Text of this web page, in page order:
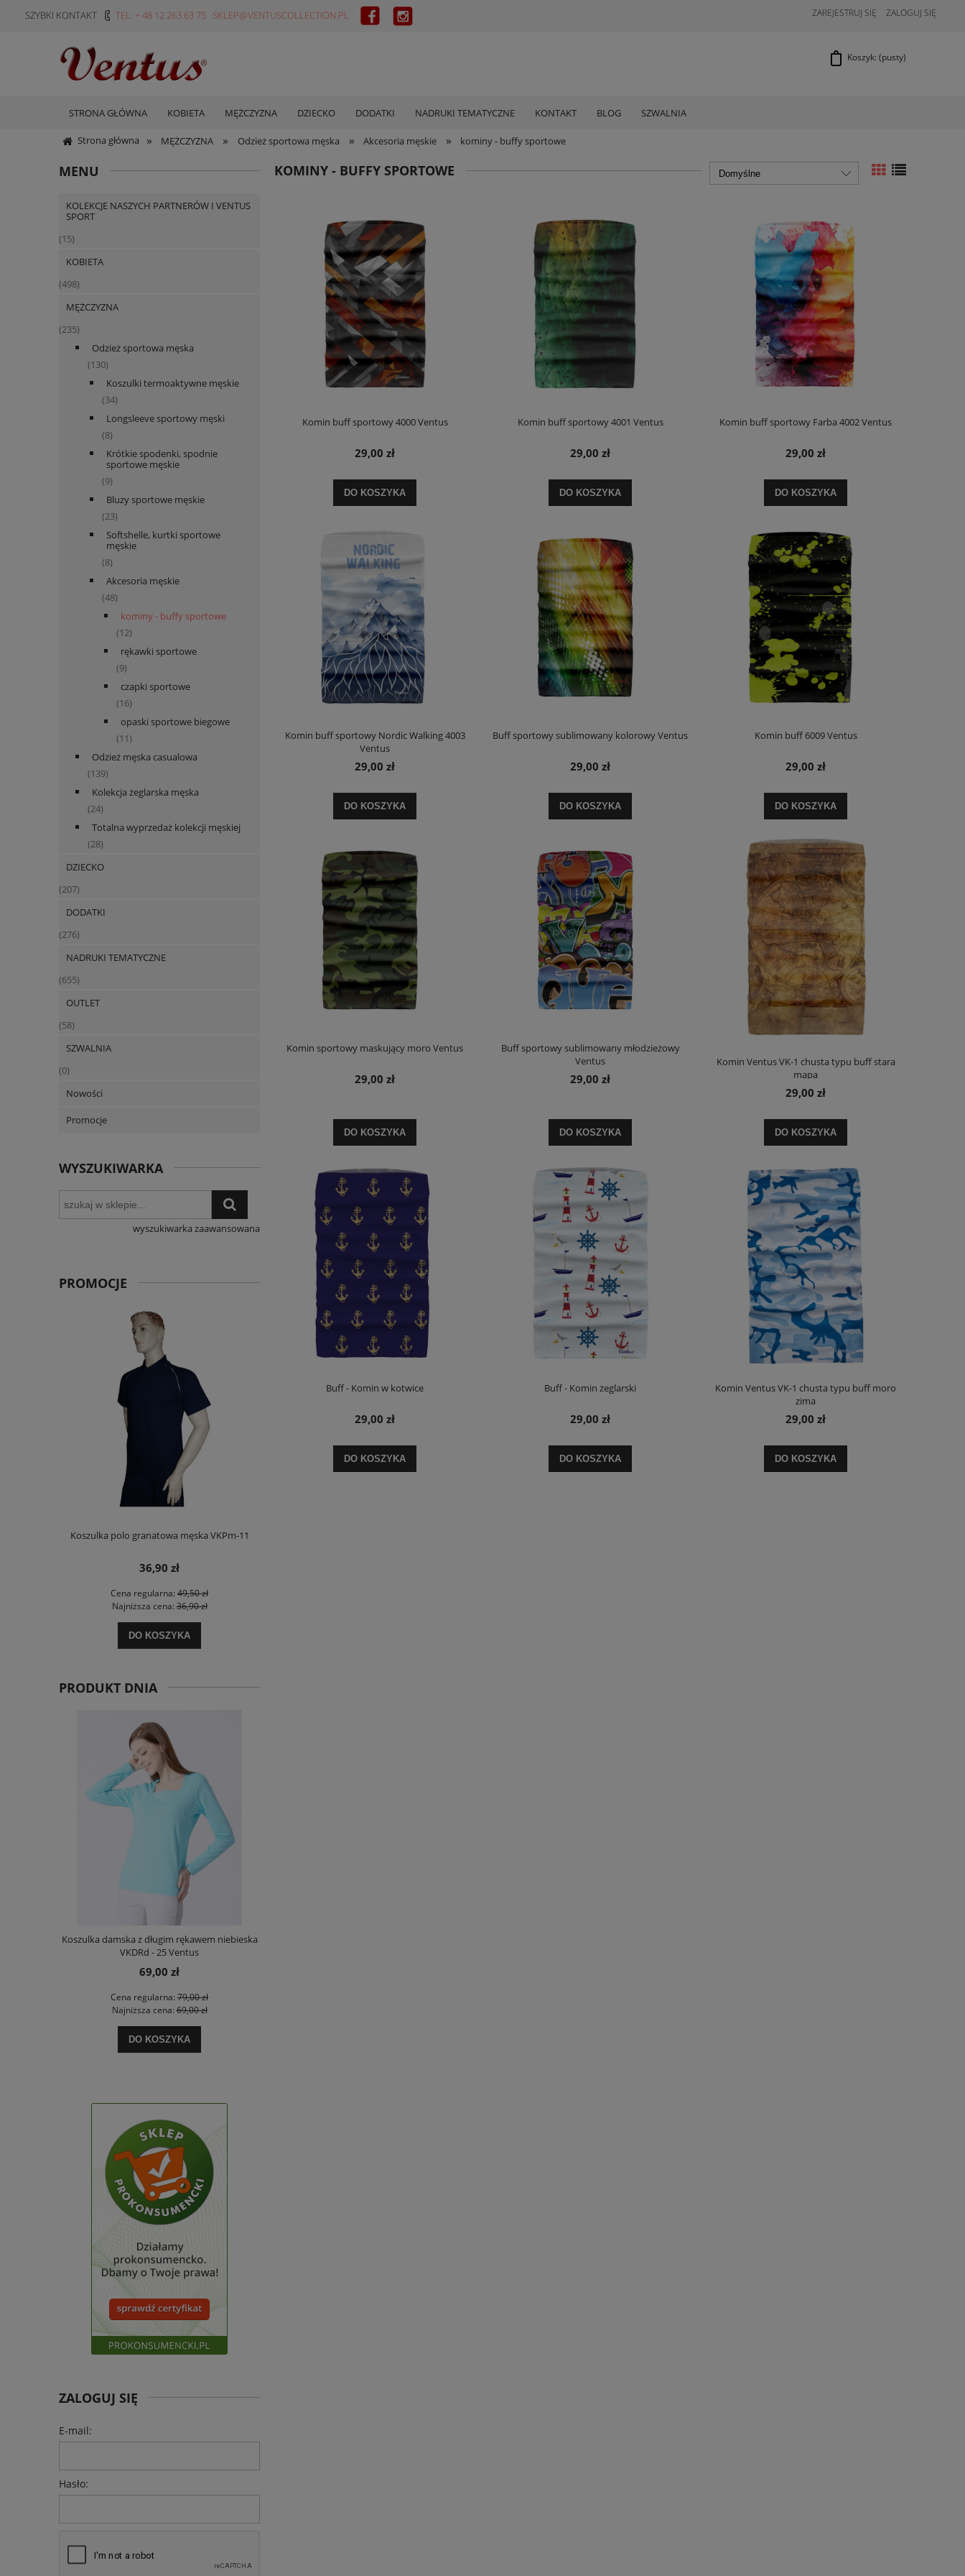
SZYBKI KONTAKT TEL: + 48 12 263 63 75 SKLEP@VENTUSCOLLECTION.PL ZAREJESTRUJ SIĘ ZALOGUJ SIĘ
Koszyk: (pusty)
STRONA GŁÓWNA KOBIETA MĘŻCZYZNA DZIECKO DODATKI NADRUKI TEMATYCZNE KONTAKT BLOG SZWALNIA
Strona główna » MĘŻCZYZNA » Odzież sportowa męska » Akcesoria męskie » kominy - buffy sportowe
MENU
KOLEKCJE NASZYCH PARTNERÓW I VENTUS
SPORT
(15)
KOBIETA
(498)
MĘŻCZYZNA
(235)
Odzież sportowa męska
(130)
Koszulki termoaktywne męskie
(34)
Longsleeve sportowy męski
(8)
Krótkie spodenki, spodnie
sportowe męskie
(9)
Bluzy sportowe męskie
(23)
Softshelle, kurtki sportowe
męskie
(8)
Akcesoria męskie
(48)
kominy - buffy sportowe
(12)
rękawki sportowe
(9)
czapki sportowe
(16)
opaski sportowe biegowe
(11)
Odzież męska casualowa
(139)
Kolekcja żeglarska męska
(24)
Totalna wyprzedaż kolekcji męskiej
(28)
DZIECKO
(207)
DODATKI
(276)
NADRUKI TEMATYCZNE
(655)
OUTLET
(58)
SZWALNIA
(0)
Nowości
Promocje
WYSZUKIWARKA
wyszukiwarka zaawansowana
PROMOCJE
Koszulka polo granatowa męska VKPm-11
36,90 zł
Cena regularna: 49,50 zł
Najniższa cena:36,90 zł
DO KOSZYKA
PRODUKT DNIA
Koszulka damska z długim rękawem niebieska
VKDRd - 25 Ventus
69,00 zł
Cena regularna: 79,00 zł
Najniższa cena:69,00 zł
DO KOSZYKA
ZALOGUJ SIĘ
E-mail:
Hasło:
KOMINY - BUFFY SPORTOWE
Komin buff sportowy 4000 Ventus
29,00 zł
DO KOSZYKA
Komin buff sportowy 4001 Ventus
29,00 zł
DO KOSZYKA
Komin buff sportowy Farba 4002 Ventus
29,00 zł
DO KOSZYKA
Komin buff sportowy Nordic Walking 4003
Ventus
29,00 zł
DO KOSZYKA
Buff sportowy sublimowany kolorowy Ventus
29,00 zł
DO KOSZYKA
Komin buff 6009 Ventus
29,00 zł
DO KOSZYKA
Komin sportowy maskujący moro Ventus
29,00 zł
DO KOSZYKA
Buff sportowy sublimowany młodzieżowy
Ventus
29,00 zł
DO KOSZYKA
Komin Ventus VK-1 chusta typu buff stara
mapa
29,00 zł
DO KOSZYKA
Buff - Komin w kotwice
29,00 zł
DO KOSZYKA
Buff - Komin żeglarski
29,00 zł
DO KOSZYKA
Komin Ventus VK-1 chusta typu buff moro
zima
29,00 zł
DO KOSZYKA